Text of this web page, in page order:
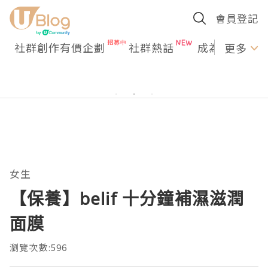
會員登記
社群創作有價企劃 社群熱話 成為U更多
女生
【保養】belif 十分鐘補濕滋潤
面膜
瀏覽次數:596